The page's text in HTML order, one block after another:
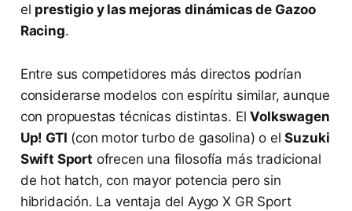
el prestigio y las mejoras dinámicas de Gazoo
Racing.
Entre sus competidores más directos podrían
considerarse modelos con espíritu similar, aunque
con propuestas técnicas distintas. ElVolkswagen
Up! GTI (con motor turbo de gasolina) o elSuzuki
Swift Sport ofrecen una filosofía más tradicional
de hot hatch, con mayor potencia pero sin
hibridación. La ventaja del Aygo X GR Sport